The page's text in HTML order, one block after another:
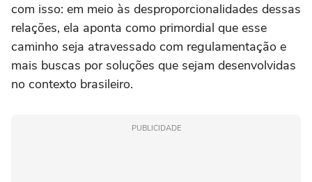
com isso: em meio às desproporcionalidades dessas
relações, ela aponta como primordial que esse
caminho seja atravessado com regulamentação e
mais buscas por soluções que sejam desenvolvidas
no contexto brasileiro.
PUBLICIDADE